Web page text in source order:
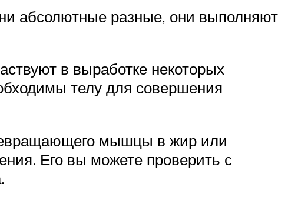
абсолютные разные, они выполняют
в выработке некоторых
телу для совершения
мышцы в жир или
Его вы можете проверить с